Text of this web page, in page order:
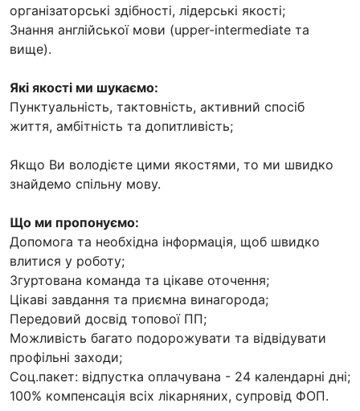
організаторські здібності, лідерські якості;
Знання англійської мови (upper-intermediate та
вище).
Які якості ми шукаємо:
Пунктуальність, тактовність, активний спосіб
життя, амбітність та допитливість;
Якщо Ви володієте цими якостями, то ми швидко
знайдемо спільну мову.
Що ми пропонуємо:
Допомога та необхідна інформація, щоб швидко
влитися у роботу;
Згуртована команда та цікаве оточення;
Цікаві завдання та приємна винагорода;
Передовий досвід топової ПП;
Можливість багато подорожувати та відвідувати
профільні заходи;
Соц.пакет: відпустка оплачувана - 24 календарні дні;
100% компенсація всіх лікарняних, супровід ФОП.